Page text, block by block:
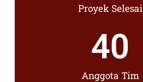
Proyek Selesai
Anggota Tim
40